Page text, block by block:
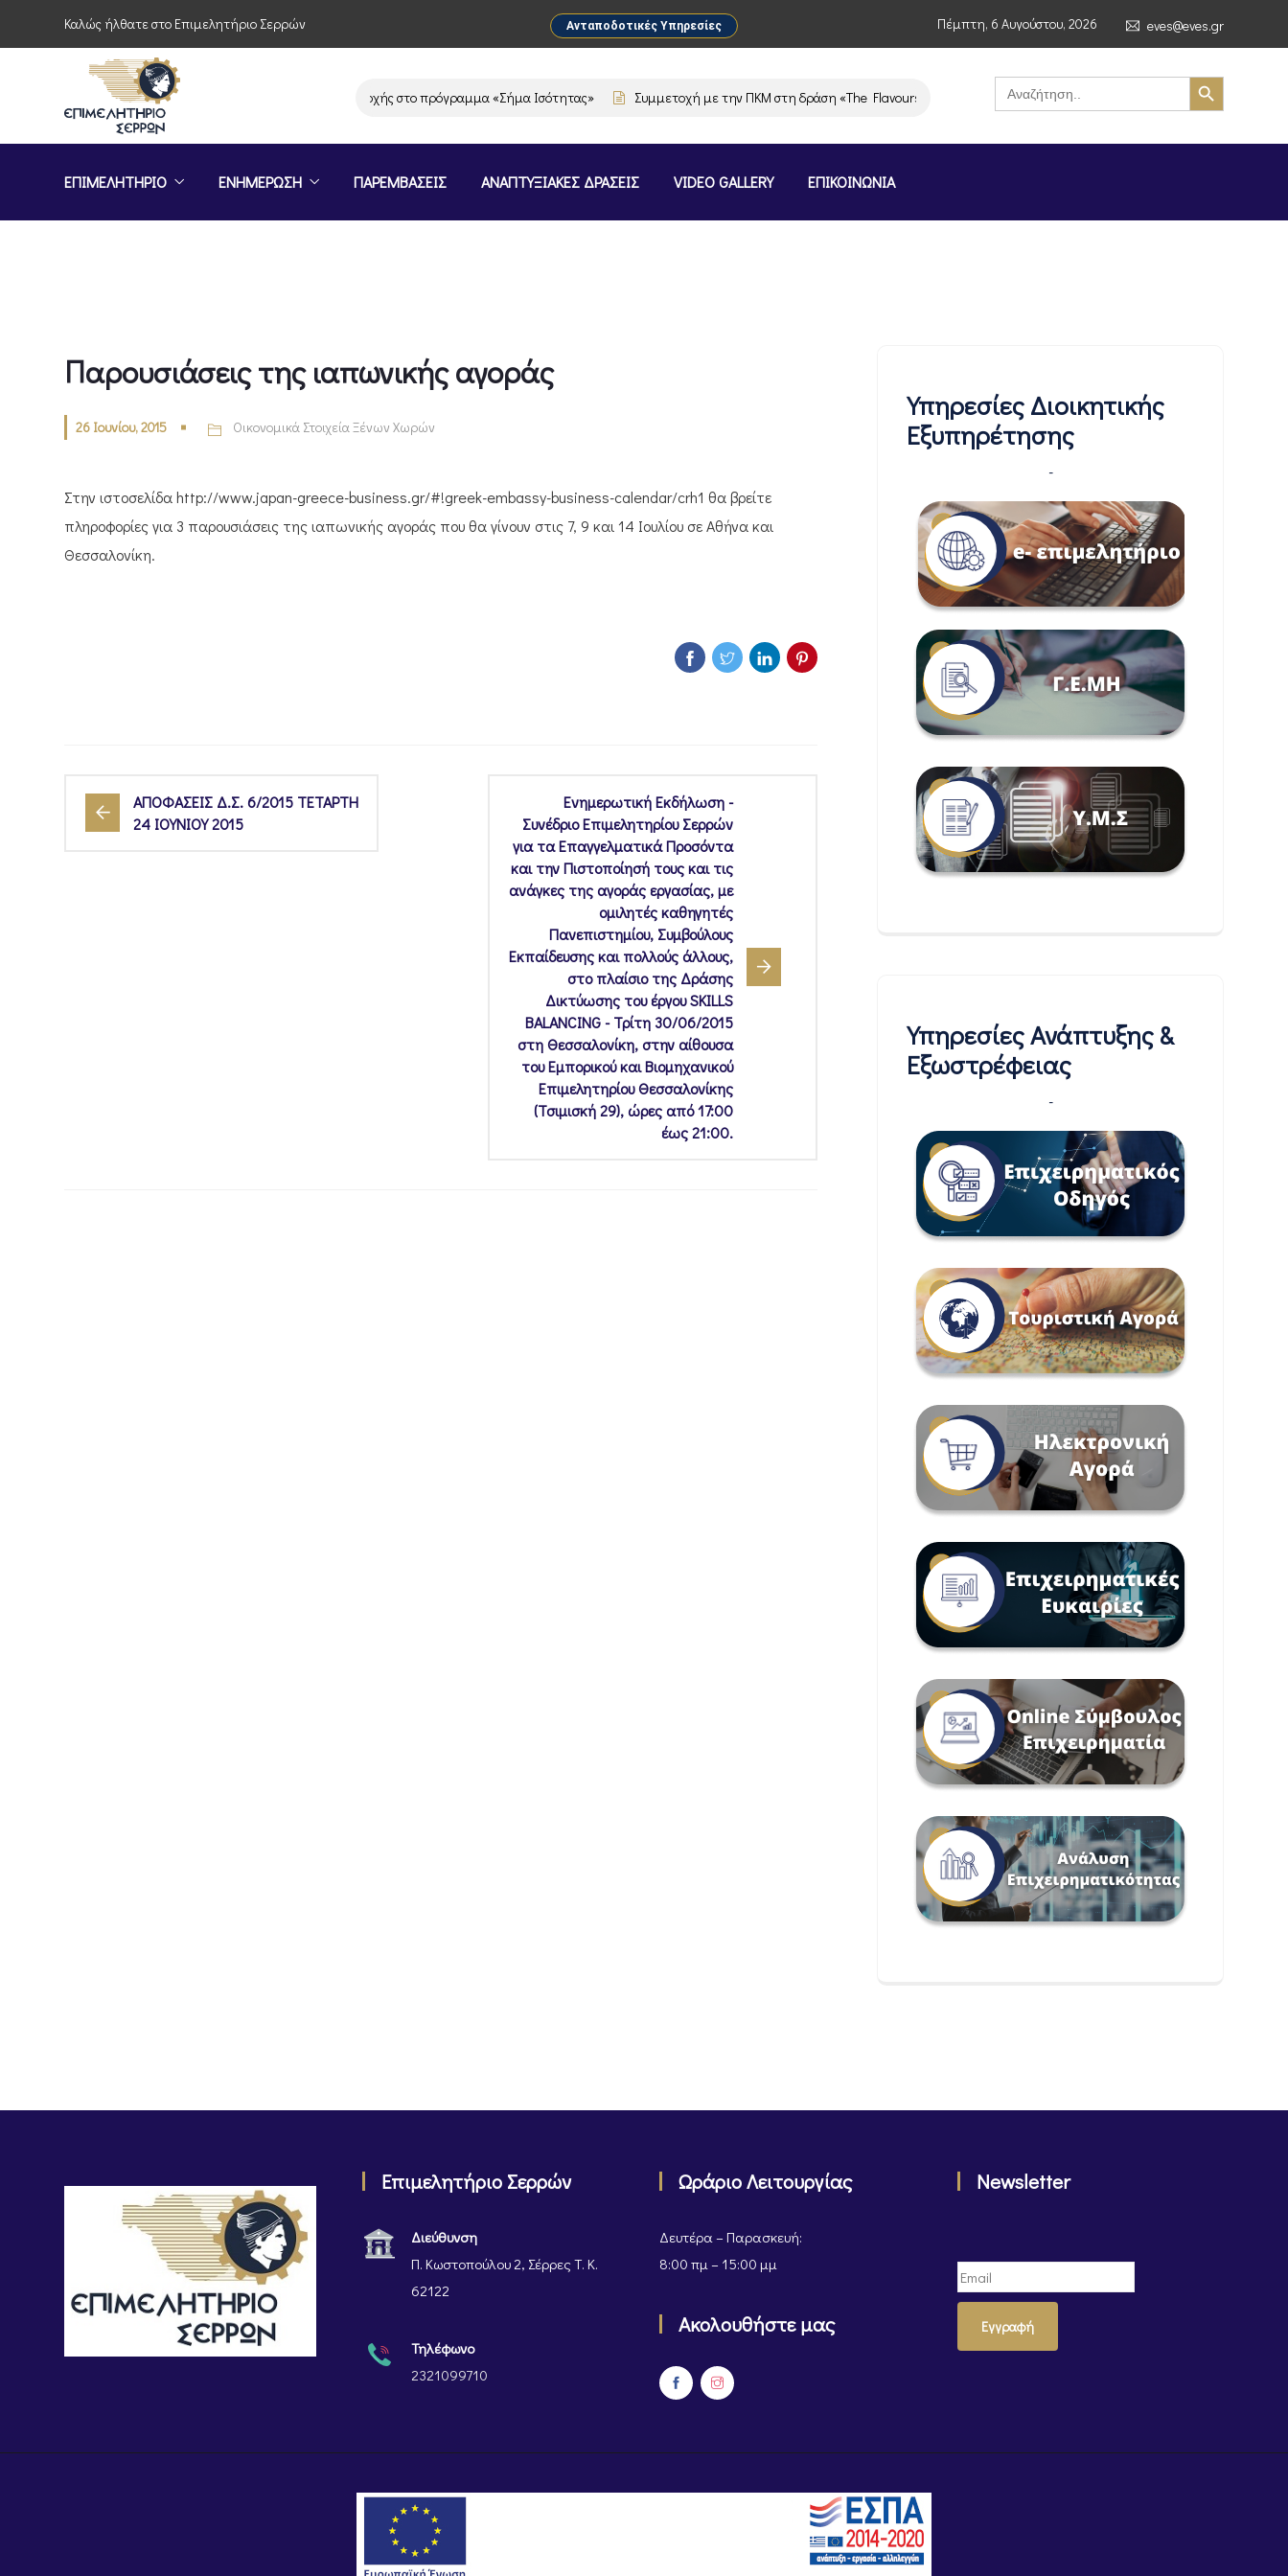
Καλώς ήλθατε στο Επιμελητήριο Σερρών Ανταποδοτικές Υπηρεσίες Πέμπτη, 6 Αυγούστου, 2026 eves@eves.gr
Πρόσκληση συμμετοχής στο πρόγραμμα «Σήμα Ισότητας» Συμμετοχή με την ΠΚΜ στη δράση «The Flavours of Greece Stockholm Greek Month» (4–7/11/2026, Στοκχόλμη)
Search
for:
Search Button
ΕΠΙΜΕΛΗΤΗΡΙΟ ΕΝΗΜΕΡΩΣΗ ΠΑΡΕΜΒΑΣΕΙΣ ΑΝΑΠΤΥΞΙΑΚΕΣ ΔΡΑΣΕΙΣ VIDEO GALLERY ΕΠΙΚΟΙΝΩΝΙΑ
Παρουσιάσεις της ιαπωνικής αγοράς
26 Ιουνίου, 2015 Οικονομικά Στοιχεία Ξένων Χωρών
Στην ιστοσελίδα http://www.japan-greece-business.gr/#!greek-embassy-business-calendar/crh1 θα βρείτε
πληροφορίες για 3 παρουσιάσεις της ιαπωνικής αγοράς που θα γίνουν στις 7, 9 και 14 Ιουλίου σε Αθήνα και
Θεσσαλονίκη.
ΑΠΟΦΑΣΕΙΣ Δ.Σ. 6/2015 ΤΕΤΑΡΤΗ
24 ΙΟΥΝΙΟΥ 2015
Ενημερωτική Εκδήλωση -
Συνέδριο Επιμελητηρίου Σερρών
για τα Επαγγελματικά Προσόντα
και την Πιστοποίησή τους και τις
ανάγκες της αγοράς εργασίας, με
ομιλητές καθηγητές
Πανεπιστημίου, Συμβούλους
Εκπαίδευσης και πολλούς άλλους,
στο πλαίσιο της Δράσης
Δικτύωσης του έργου SKILLS
BALANCING - Τρίτη 30/06/2015
στη Θεσσαλονίκη, στην αίθουσα
του Εμπορικού και Βιομηχανικού
Επιμελητηρίου Θεσσαλονίκης
(Τσιμισκή 29), ώρες από 17:00
έως 21:00.
Υπηρεσίες Διοικητικής
Εξυπηρέτησης
-
Υπηρεσίες Ανάπτυξης &
Εξωστρέφειας
-
Επιμελητήριο Σερρών
Διεύθυνση
Π. Κωστοπούλου 2, Σέρρες Τ. Κ.
62122
Τηλέφωνο
2321099710
Ωράριο Λειτουργίας
Δευτέρα – Παρασκευή:
8:00 πμ – 15:00 μμ
Ακολουθήστε μας
Newsletter
Εγγραφή